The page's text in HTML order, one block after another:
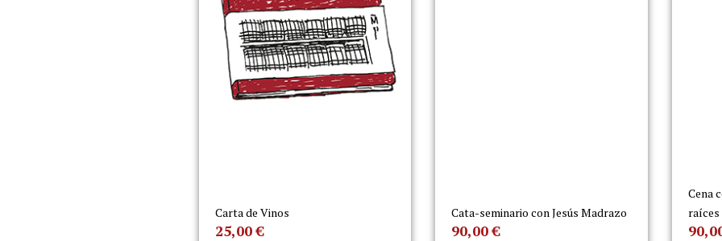
Carta de Vinos
25,00€
Cata-seminario con Jesús Madrazo
90,00€
Cena
raíces